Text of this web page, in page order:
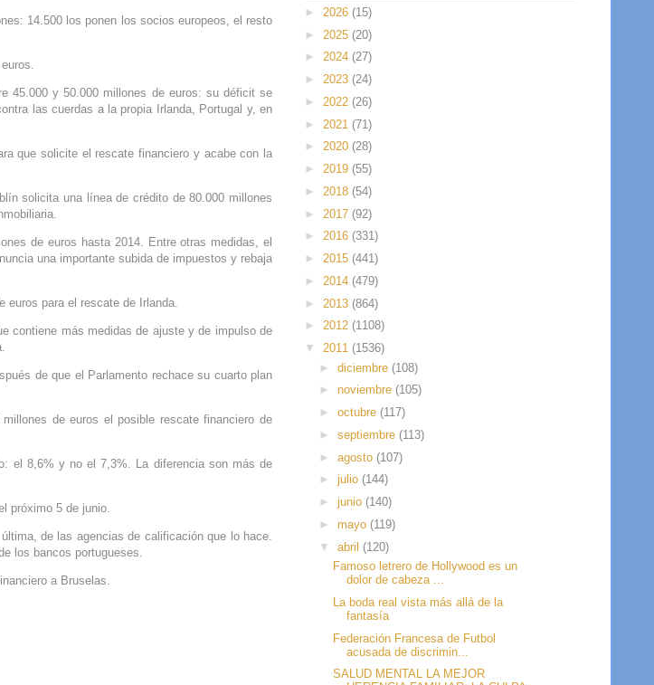
14.500 los ponen los socios europeos, el resto
45.000 y 50.000 millones de euros: su déficit se
las cuerdas a la propia Irlanda, Portugal y, en
que solicite el rescate financiero y acabe con la
solicita una línea de crédito de 80.000 millones
de euros hasta 2014. Entre otras medidas, el
una importante subida de impuestos y rebaja
euros para el rescate de Irlanda.
contiene más medidas de ajuste y de impulso de
de que el Parlamento rechace su cuarto plan
de euros el posible rescate financiero de
el 8,6% y no el 7,3%. La diferencia son más de
próximo 5 de junio.
de las agencias de calificación que lo hace.
los bancos portugueses.
a Bruselas.
► 2026 (15)
► 2025 (20)
► 2024 (27)
► 2023 (24)
► 2022 (26)
► 2021 (71)
► 2020 (28)
► 2019 (55)
► 2018 (54)
► 2017 (92)
► 2016 (331)
► 2015 (441)
► 2014 (479)
► 2013 (864)
► 2012 (1108)
▼ 2011 (1536)
► diciembre (108)
► noviembre (105)
► octubre (117)
► septiembre (113)
► agosto (107)
► julio (144)
► junio (140)
► mayo (119)
▼ abril (120)
Famoso letrero de Hollywood es un
dolor de cabeza ...
La boda real vista más allá de la
fantasía
Federación Francesa de Futbol
acusada de discrimin...
SALUD MENTAL LA MEJOR